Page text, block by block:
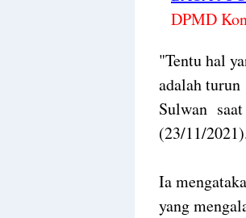
DPMD
"Tentu hal
adalah
Sulwan
(23/11/
Ia
yang